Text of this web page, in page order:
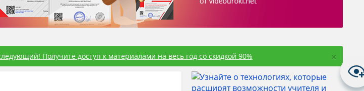
Получите доступ к материалами на весь год со скидкой 90% ×